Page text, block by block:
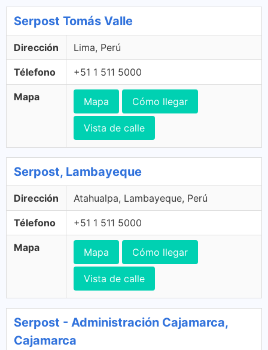
Serpost Tomás Valle
Dirección Lima, Perú
Télefono +51 1 511 5000
Mapa Mapa Cómo llegar
Vista de calle
Serpost, Lambayeque
Dirección Atahualpa, Lambayeque, Perú
Télefono +51 1 511 5000
Mapa Mapa Cómo llegar
Vista de calle
Serpost - Administración Cajamarca,
Cajamarca